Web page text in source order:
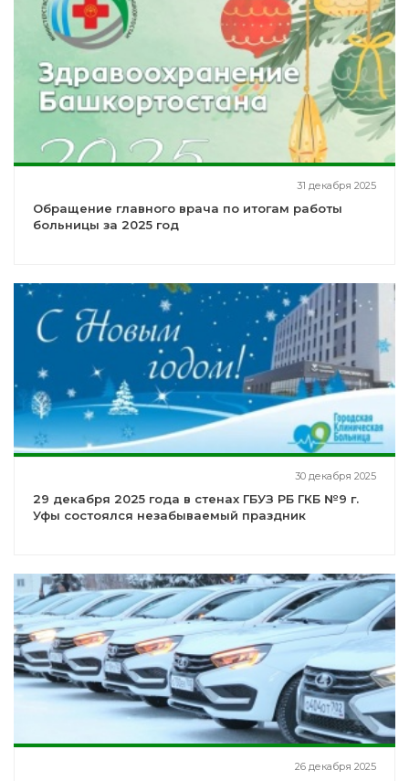
31 декабря 2025
Обращение главного врача по итогам работы
больницы за 2025 год
30 декабря 2025
29 декабря 2025 года в стенах ГБУЗ РБ ГКБ №9 г.
Уфы состоялся незабываемый праздник
26 декабря 2025